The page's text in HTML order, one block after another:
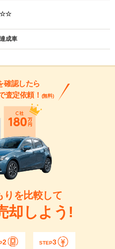
成車
確認したら
査定依頼！ (無料)
りを比較して
却しよう!
2 STEP3